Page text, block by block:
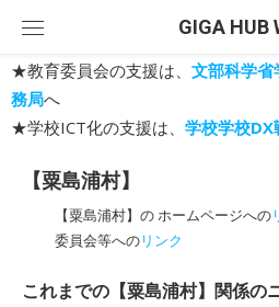
content
GIGA HUB
★教育委員会の支援は、 文部科学省
務局へ
★学校ICT化の支援は、 学校学校DX
【粟島浦村】
【粟島浦村】の ホームページへの
委員会等へのリンク
これまでの【粟島浦村】関係の